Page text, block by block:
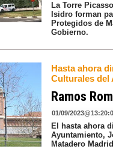
La Torre
Isidro forman
Protegidos de
Gobierno.
Hasta ahora
Culturales del
Ramos
01/09/2023@
El hasta ahora
Ayuntamiento,
Matadero